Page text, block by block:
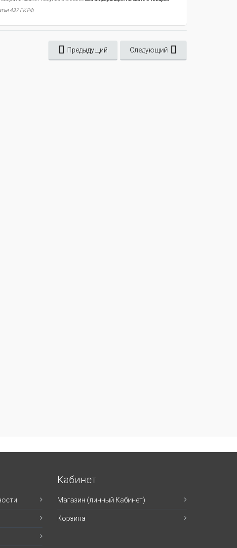
437 ГК РФ.
Предыдущий Следующий
Кабинет
Магазин (личный Кабинет)
Корзина